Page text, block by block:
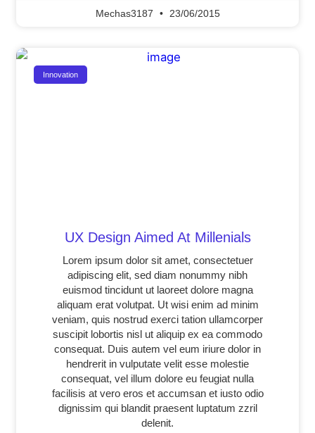
Mechas3187 23/06/2015
Innovation
UX Design Aimed At Millenials
Lorem ipsum dolor sit amet, consectetuer
adipiscing elit, sed diam nonummy nibh
euismod tincidunt ut laoreet dolore magna
aliquam erat volutpat. Ut wisi enim ad minim
veniam, quis nostrud exerci tation ullamcorper
suscipit lobortis nisl ut aliquip ex ea commodo
consequat. Duis autem vel eum iriure dolor in
hendrerit in vulputate velit esse molestie
consequat, vel illum dolore eu feugiat nulla
facilisis at vero eros et accumsan et iusto odio
dignissim qui blandit praesent luptatum zzril
delenit.